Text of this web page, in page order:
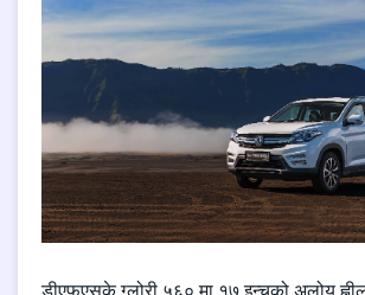
डीएफएसके ग्लोरी ५६० मा १७ इन्चको अलोय